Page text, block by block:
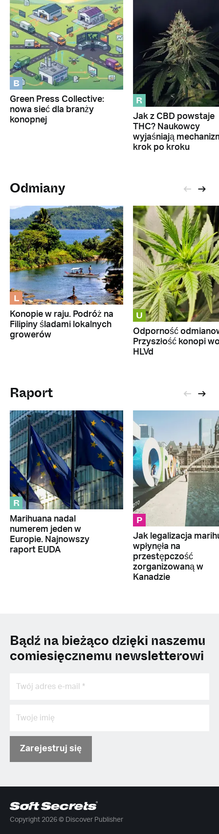
B
Green Press Collective:
nowa sieć dla branży
konopnej
R
Jak z CBD powstaje
THC? Naukowcy
wyjaśniają
krok po kroku
Odmiany
L
Konopie w raju. Podróż na
Filipiny śladami lokalnych
growerów
U
Odporność
Przyszłość konopi
HLVd
Raport
R
Marihuana nadal
numerem jeden w
Europie. Najnowszy
raport EUDA
P
Jak legalizacja
wpłynęła na
przestępczość
zorganizowaną w
Kanadzie
Bądź na bieżąco dzięki naszemu
comiesięcznemu newsletterowi
Zarejestruj się
Copyright 2026 © Discover Publisher